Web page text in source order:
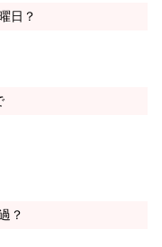
日？
？